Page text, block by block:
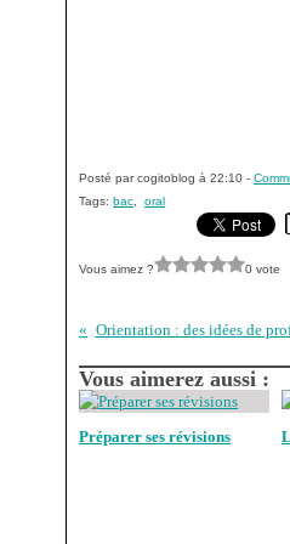
Posté par cogitoblog à 22:10 -
Tags: bac oral
Vous aimez ? 0 vote
Orientation : des idées de
Vous aimerez aussi :
Préparer ses révisions